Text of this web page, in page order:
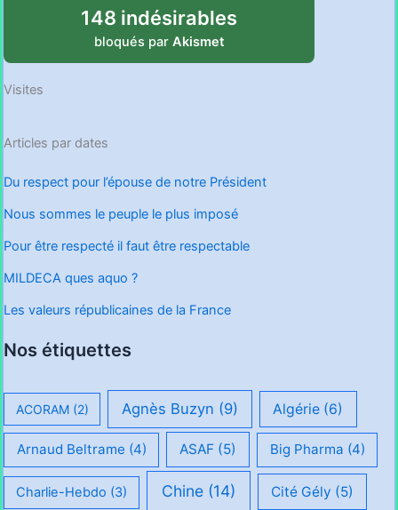
148 indésirables
bloqués par Akismet
Visites
Articles par dates
Du respect pour l’épouse de notre Président
Nous sommes le peuple le plus imposé
Pour être respecté il faut être respectable
MILDECA ques aquo ?
Les valeurs républicaines de la France
Nos étiquettes
ACORAM(2) Agnès Buzyn (9) Algérie (6)
Arnaud Beltrame (4) ASAF (5) Big Pharma (4)
Charlie-Hebdo (3) Chine (14) Cité Gély (5)